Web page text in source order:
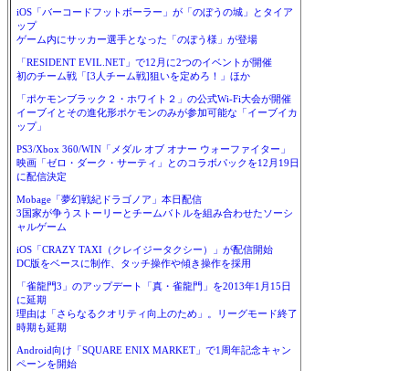
iOS「バーコードフットボーラー」が「のぼうの城」とタイア
ップ
ゲーム内にサッカー選手となった「のぼう様」が登場
「RESIDENT EVIL.NET」で12月に2つのイベントが開催
初のチーム戦「[3人チーム戦]狙いを定めろ！」ほか
「ポケモンブラック２・ホワイト２」の公式Wi-Fi大会が開催
イーブイとその進化形ポケモンのみが参加可能な「イーブイカ
ップ」
PS3/Xbox 360/WIN「メダル オブ オナー ウォーファイター」
映画「ゼロ・ダーク・サーティ」とのコラボパックを12月19日
に配信決定
Mobage「夢幻戦紀ドラゴノア」本日配信
3国家が争うストーリーとチームバトルを組み合わせたソーシ
ャルゲーム
iOS「CRAZY TAXI（クレイジータクシー）」が配信開始
DC版をベースに制作、タッチ操作や傾き操作を採用
「雀龍門3」のアップデート「真・雀龍門」を2013年1月15日
に延期
理由は「さらなるクオリティ向上のため」。リーグモード終了
時期も延期
Android向け「SQUARE ENIX MARKET」で1周年記念キャン
ペーンを開始